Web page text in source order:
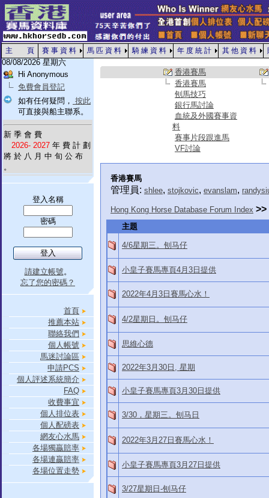
主 頁 賽 事 資 料 馬 匹 資 料 騎 練 資 料 年 度 統 計 其 他 資 料
08/08/2026 星期六
Hi Anonymous
免費會員登記
如有任何疑問， 按此
可直接與船主聯系。
新 季 會 費
2026- 2027 年 費 計 劃
將 於 八 月 中 旬 公 布
。
登入名稱
密碼
請建立帳號。
忘了您的密碼？
首頁
推薦本站
聯絡我們
個人帳號
馬迷討論區
申請PCS
個人評述系統簡介
FAQ
收費事宜
個人排位表
個人配磅表
網友心水馬
各場獨贏賠率
各場連贏賠率
各場位置走勢
香港賽馬
香港賽馬
刨馬技巧
銀行馬討論
血統及外國賽事資
料
賽事片段跟進馬
VF討論
香港賽馬
管理員: shlee, stojkovic, evanslam,
Hong Kong Horse Database Forum Index >>
主題
4/6星期三。刨马仔
小皇子賽馬專頁4月3日提供
2022年4月3日賽馬心水！
4/2星期日。刨马仔
思維心德
2022年3月30日, 星期
小皇子賽馬專頁3月30日提供
3/30，星期三。刨马日
2022年3月27日賽馬心水！
小皇子賽馬專頁3月27日提供
3/27星期日-刨马仔